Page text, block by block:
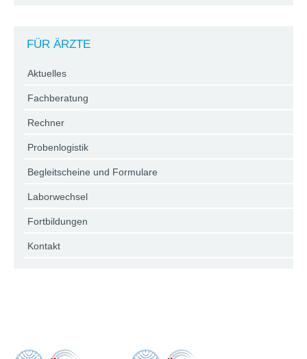
FÜR ÄRZTE
Aktuelles
Fachberatung
Rechner
Probenlogistik
Begleitscheine und Formulare
Laborwechsel
Fortbildungen
Kontakt